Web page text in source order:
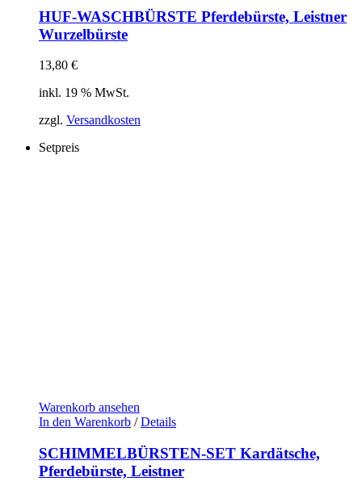
HUF-WASCHBÜRSTE Pferdebürste, Leistner
Wurzelbürste
13,80 €
inkl. 19 % MwSt.
zzgl. Versandkosten
Setpreis
Warenkorb ansehen
In den Warenkorb / Details
SCHIMMELBÜRSTEN-SET Kardätsche,
Pferdebürste, Leistner